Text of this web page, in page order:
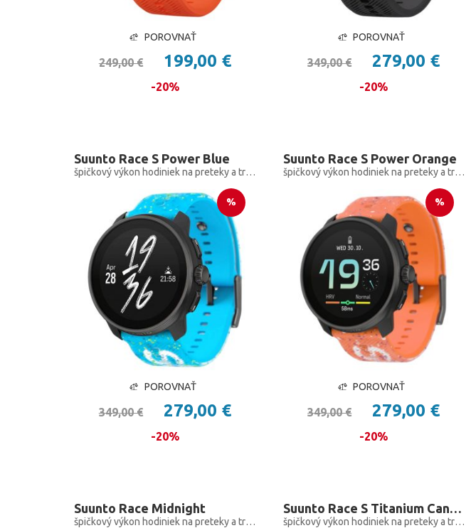
POROVNAŤ
249,00 € 199,00 €
-20%
POROVNAŤ
349,00 € 279,00 €
-20%
Suunto Race S Power Blue
špičkový výkon hodiniek na preteky a tréning, len menšie
%
POROVNAŤ
349,00 € 279,00 €
-20%
Suunto Race S Power Orange
špičkový výkon hodiniek na preteky a tréning, len menšie
%
POROVNAŤ
349,00 € 279,00 €
-20%
Suunto Race Midnight
špičkový výkon hodiniek na preteky a tréning
Suunto Race S Titanium Canary
špičkový výkon hodiniek na preteky a tréning, len menšie